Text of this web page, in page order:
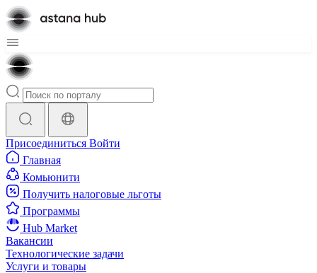
Присоединиться Войти
Главная
Комьюнити
Получить налоговые льготы
Программы
Hub Market
Вакансии
Технологические задачи
Услуги и товары